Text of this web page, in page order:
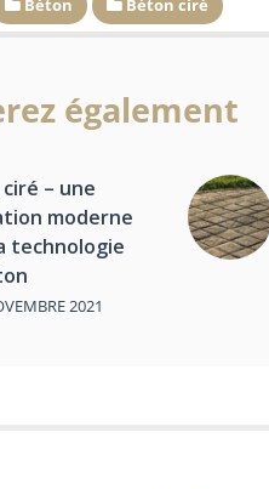
Béton Béton ciré
également
– une
moderne
technologie
2021